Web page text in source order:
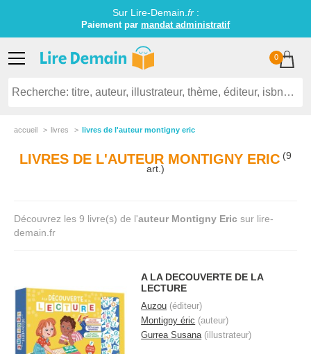
Sur Lire-Demain. fr:
Paiement par mandat administratif
0
accueil livres livres de l'auteur montigny eric
LIVRES DE L'AUTEUR MONTIGNY ERIC (9
art.)
Découvrez les 9 livre(s) de l'auteur Montigny Eric sur lire-
demain.fr
A LA DECOUVERTE DE LA
LECTURE
Auzou (éditeur)
Montigny éric (auteur)
Gurrea Susana(illustrateur)